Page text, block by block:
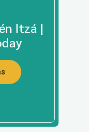
Itzá |